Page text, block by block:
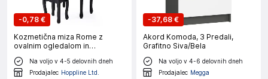
-0,78 €
Kozmetična miza Rome z
ovalnim ogledalom in
oblazinjeno stolico - eleganten
dizajn, 4 predali, vsestranska
uporaba
Na voljo v 4-5 delovnih dneh
Prodajalec Hoppline Ltd.
-37,68 €
Akord Komoda, 3 Predali,
Grafitno Siva/Bela
Na voljo v 4-6 delovnih dneh
Prodajalec Megga